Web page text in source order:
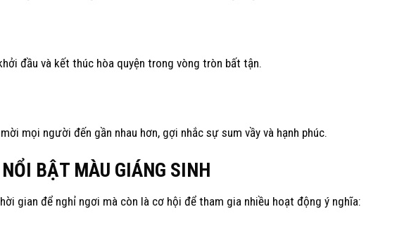
đầu và kết thúc hòa quyện trong vòng tròn bất tận.
mọi người đến gần nhau hơn, gợi nhắc sự sum vầy và hạnh phúc.
BẬT MÀU GIÁNG SINH
gian để nghỉ ngơi mà còn là cơ hội để tham gia nhiều hoạt động ý nghĩa: